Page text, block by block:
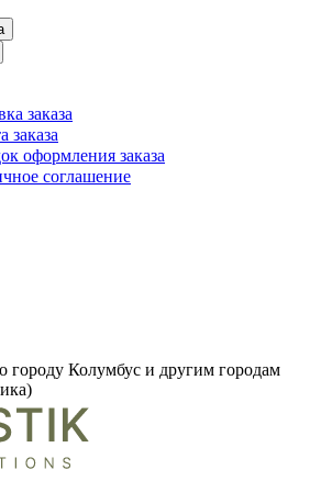
заказа
заказа
оформления заказа
соглашение
городу Колумбус и другим городам